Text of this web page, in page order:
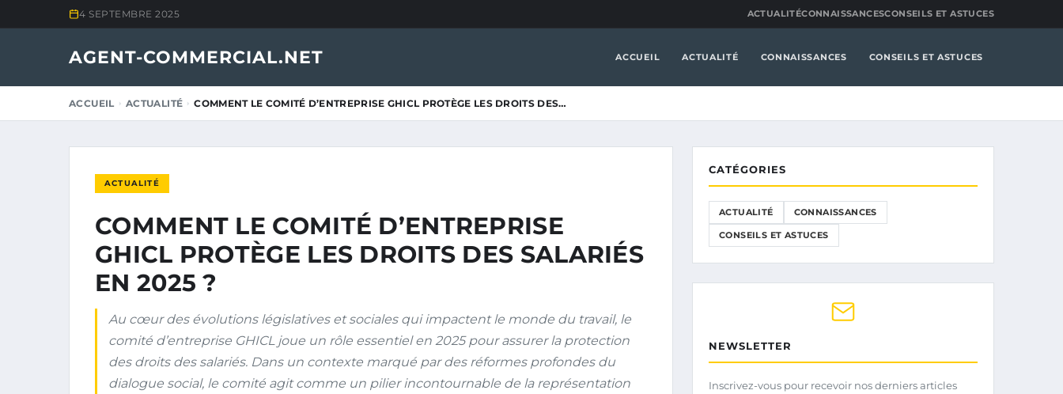
4 SEPTEMBRE 2025 ACTUALITÉCONNAISSANCESCONSEILS ET ASTUCES
AGENT-COMMERCIAL.NET ACCUEIL ACTUALITÉ CONNAISSANCES CONSEILS ET ASTUCES
ACCUEIL ACTUALITÉ COMMENT LE COMITÉ D’ENTREPRISE GHICL PROTÈGE LES DROITS DES…
ACTUALITÉ
COMMENT LE COMITÉ D’ENTREPRISE
GHICL PROTÈGE LES DROITS DES SALARIÉS
EN 2025 ?
Au cœur des évolutions législatives et sociales qui impactent le monde du travail, le
comité d’entreprise GHICL joue un rôle essentiel en 2025 pour assurer la protection
des droits des salariés. Dans un contexte marqué par des réformes profondes du
dialogue social, le comité agit comme un pilier incontournable de la représentation
CATÉGORIES
ACTUALITÉ CONNAISSANCES
CONSEILS ET ASTUCES
NEWSLETTER
Inscrivez-vous pour recevoir nos derniers articles